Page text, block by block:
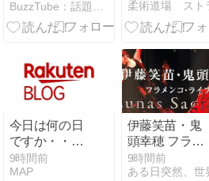
「やらされそ
う…」と苦笑
9日)
今日は何の日
ですか・・・
長崎平和の日
9時間前
MAP
伊藤笑苗・鬼
頭幸穂 フラメ
ンコ・ライブ
Lunnas
9時間前